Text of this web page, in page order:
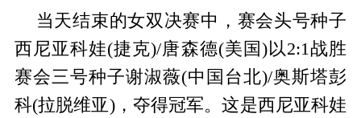
当天结束的女双决赛中，赛会头号种子
西尼亚科娃(捷克)/唐森德(美国)以2:1战胜
赛会三号种子谢淑薇(中国台北)/奥斯塔彭
科(拉脱维亚)，夺得冠军。这是西尼亚科娃